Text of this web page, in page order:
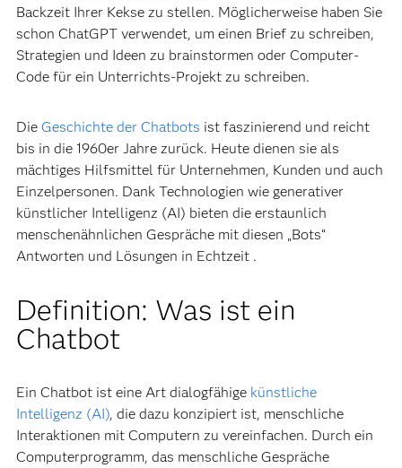
Backzeit Ihrer Kekse zu stellen. Möglicherweise haben Sie
schon ChatGPT verwendet, um einen Brief zu schreiben,
Strategien und Ideen zu brainstormen oder Computer-
Code für ein Unterrichts-Projekt zu schreiben.
Die Geschichte der Chatbots ist faszinierend und reicht
bis in die 1960er Jahre zurück. Heute dienen sie als
mächtiges Hilfsmittel für Unternehmen, Kunden und auch
Einzelpersonen. Dank Technologien wie generativer
künstlicher Intelligenz (AI) bieten die erstaunlich
menschenähnlichen Gespräche mit diesen „Bots“
Antworten und Lösungen in Echtzeit .
Definition: Was ist ein
Chatbot
Ein Chatbot ist eine Art dialogfähige künstliche
Intelligenz (AI), die dazu konzipiert ist, menschliche
Interaktionen mit Computern zu vereinfachen. Durch ein
Computerprogramm, das menschliche Gespräche